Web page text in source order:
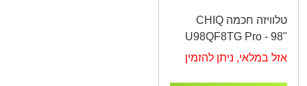
טלוויזה חכמה CHIQ
U98QF8TG Pro - 98"
QLED 4K Google TV
אזל במלאי, ניתן להזמין